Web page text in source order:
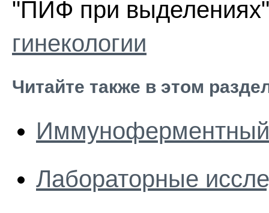
"ПИФ при
гинекологии
Читайте также в этом
Иммуноферментный
Лабораторные